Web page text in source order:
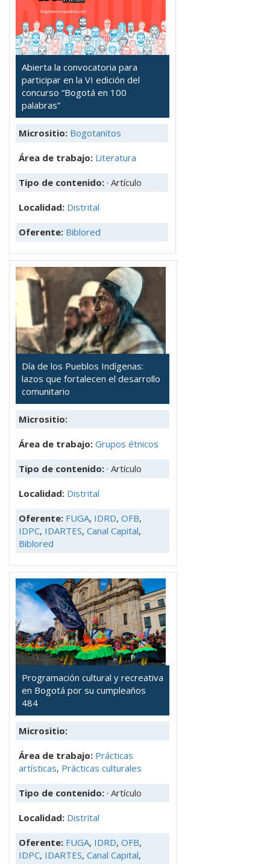
Abierta la convocatoria para
participar en la VI edición del
concurso “Bogotá en 100
palabras”
Micrositio: Bogotanitos
Área de trabajo: Literatura
Tipo de contenido: · Artículo
Localidad: Distrital
Oferente: Biblored
Día de los Pueblos Indígenas:
lazos que fortalecen el desarrollo
comunitario
Micrositio:
Área de trabajo: Grupos étnicos
Tipo de contenido: · Artículo
Localidad: Distrital
Oferente: FUGA, IDRD, OFB,
IDPC, IDARTES, Canal Capital,
Biblored
Programación cultural y recreativa
en Bogotá por su cumpleaños
484
Micrositio:
Área de trabajo: Prácticas
artísticas, Prácticas culturales
Tipo de contenido: · Artículo
Localidad: Distrital
Oferente: FUGA, IDRD, OFB,
IDPC, IDARTES, Canal Capital,